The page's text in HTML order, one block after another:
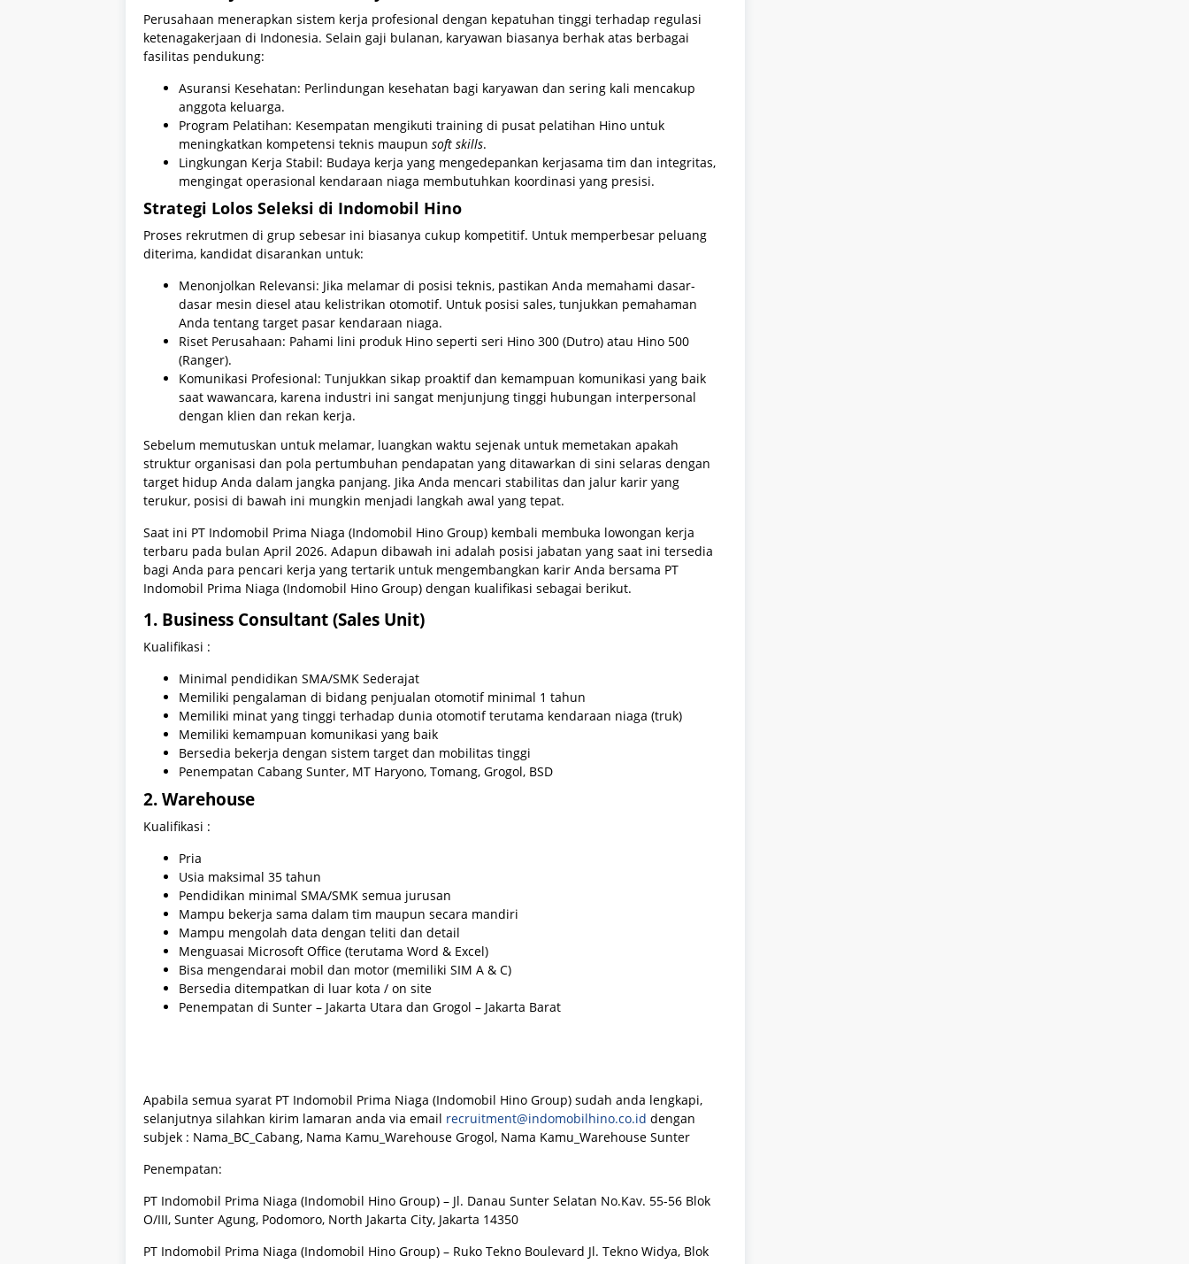
Perusahaan menerapkan sistem kerja profesional dengan kepatuhan tinggi terhadap regulasi
ketenagakerjaan di Indonesia. Selain gaji bulanan, karyawan biasanya berhak atas berbagai
fasilitas pendukung:
Asuransi Kesehatan: Perlindungan kesehatan bagi karyawan dan sering kali mencakup
anggota keluarga.
Program Pelatihan: Kesempatan mengikuti training di pusat pelatihan Hino untuk
meningkatkan kompetensi teknis maupun soft skills.
Lingkungan Kerja Stabil: Budaya kerja yang mengedepankan kerjasama tim dan integritas,
mengingat operasional kendaraan niaga membutuhkan koordinasi yang presisi.
Strategi Lolos Seleksi di Indomobil Hino
Proses rekrutmen di grup sebesar ini biasanya cukup kompetitif. Untuk memperbesar peluang
diterima, kandidat disarankan untuk:
Menonjolkan Relevansi: Jika melamar di posisi teknis, pastikan Anda memahami dasar-
dasar mesin diesel atau kelistrikan otomotif. Untuk posisi sales, tunjukkan pemahaman
Anda tentang target pasar kendaraan niaga.
Riset Perusahaan: Pahami lini produk Hino seperti seri Hino 300 (Dutro) atau Hino 500
(Ranger).
Komunikasi Profesional: Tunjukkan sikap proaktif dan kemampuan komunikasi yang baik
saat wawancara, karena industri ini sangat menjunjung tinggi hubungan interpersonal
dengan klien dan rekan kerja.
Sebelum memutuskan untuk melamar, luangkan waktu sejenak untuk memetakan apakah
struktur organisasi dan pola pertumbuhan pendapatan yang ditawarkan di sini selaras dengan
target hidup Anda dalam jangka panjang. Jika Anda mencari stabilitas dan jalur karir yang
terukur, posisi di bawah ini mungkin menjadi langkah awal yang tepat.
Saat ini PT Indomobil Prima Niaga (Indomobil Hino Group) kembali membuka lowongan kerja
terbaru pada bulan April 2026. Adapun dibawah ini adalah posisi jabatan yang saat ini tersedia
bagi Anda para pencari kerja yang tertarik untuk mengembangkan karir Anda bersama PT
Indomobil Prima Niaga (Indomobil Hino Group) dengan kualifikasi sebagai berikut.
1. Business Consultant (Sales Unit)
Kualifikasi :
Minimal pendidikan SMA/SMK Sederajat
Memiliki pengalaman di bidang penjualan otomotif minimal 1 tahun
Memiliki minat yang tinggi terhadap dunia otomotif terutama kendaraan niaga (truk)
Memiliki kemampuan komunikasi yang baik
Bersedia bekerja dengan sistem target dan mobilitas tinggi
Penempatan Cabang Sunter, MT Haryono, Tomang, Grogol, BSD
2. Warehouse
Kualifikasi :
Pria
Usia maksimal 35 tahun
Pendidikan minimal SMA/SMK semua jurusan
Mampu bekerja sama dalam tim maupun secara mandiri
Mampu mengolah data dengan teliti dan detail
Menguasai Microsoft Office (terutama Word & Excel)
Bisa mengendarai mobil dan motor (memiliki SIM A & C)
Bersedia ditempatkan di luar kota / on site
Penempatan di Sunter – Jakarta Utara dan Grogol – Jakarta Barat
Apabila semua syarat PT Indomobil Prima Niaga (Indomobil Hino Group) sudah anda lengkapi,
selanjutnya silahkan kirim lamaran anda via email recruitment@indomobilhino.co.id dengan
subjek : Nama_BC_Cabang, Nama Kamu_Warehouse Grogol, Nama Kamu_Warehouse Sunter
Penempatan:
PT Indomobil Prima Niaga (Indomobil Hino Group) – Jl. Danau Sunter Selatan No.Kav. 55-56 Blok
O/III, Sunter Agung, Podomoro, North Jakarta City, Jakarta 14350
PT Indomobil Prima Niaga (Indomobil Hino Group) – Ruko Tekno Boulevard Jl. Tekno Widya, Blok